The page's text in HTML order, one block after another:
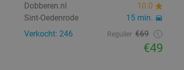
Dobberen.nl
10.0
Sint-Oedenrode
15 min.
Verkocht: 246
Regulier €69
€49